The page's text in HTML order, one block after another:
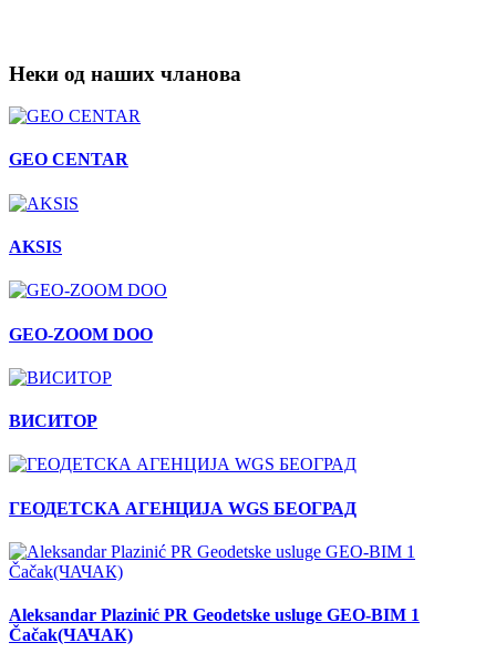
Неки од наших чланова
GEO CENTAR
AKSIS
GEO-ZOOM DOO
ВИСИТОР
ГЕОДЕТСКА АГЕНЦИЈА WGS БЕОГРАД
Aleksandar Plazinić PR Geodetske usluge GEO-BIM 1
Čačak(ЧАЧАК)